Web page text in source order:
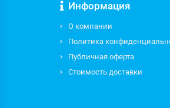
Информация
О компании
Политика
Публичная оферта
Стоимость доставки